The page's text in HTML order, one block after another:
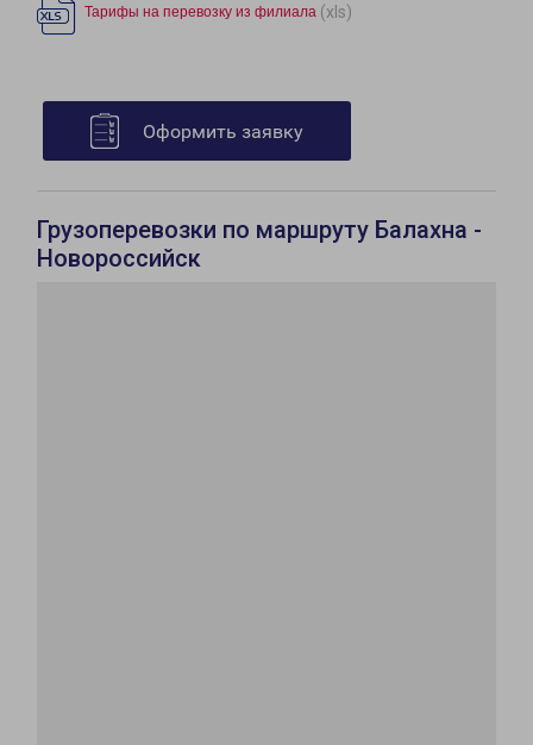
Тарифы на перевозку из филиала (xls)
Оформить заявку
Грузоперевозки по маршруту Балахна -
Новороссийск